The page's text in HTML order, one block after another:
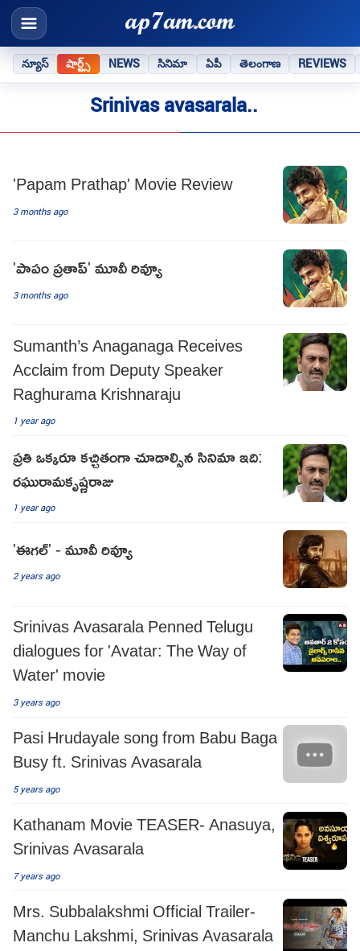
న్యూస్ షార్ట్స్ NEWS సినిమా ఏపీ తెలంగాణ REVIEWS
Srinivas avasarala..
'Papam Prathap' Movie Review
3 months ago
'పాపం ప్రతాప్‌' మూవీ రివ్యూ
3 months ago
Sumanth’s Anaganaga Receives
Acclaim from Deputy Speaker
Raghurama Krishnaraju
1 year ago
ప్రతి ఒక్కరూ కచ్చితంగా చూడాల్సిన సినిమా ఇది:
రఘురామకృష్ణరాజు
1 year ago
'ఈగల్' - మూవీ రివ్యూ
2 years ago
Srinivas Avasarala Penned Telugu
dialogues for 'Avatar: The Way of
Water' movie
3 years ago
Pasi Hrudayale song from Babu Baga
Busy ft. Srinivas Avasarala
5 years ago
Kathanam Movie TEASER- Anasuya,
Srinivas Avasarala
7 years ago
Mrs. Subbalakshmi Official Trailer-
Manchu Lakshmi, Srinivas Avasarala